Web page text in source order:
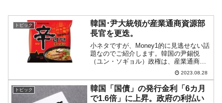
トピック
韓国･尹大統領が産業通商資源部
長官を更迭。
小ネタですが、Money1的に見逃せない話
題なのでご紹介します。韓国の尹錫悦
（ユン・ソギョル）政権は、産業通商資
源部の長官をすげ替えることを決定しま
した。過去の記事でMoney1でも「尹政権
になってから産業通商資源部のアピール
が少なくなった...
2023.08.28
トピック
韓国「国債」の発行金利「6カ月
で1.6倍」に上昇。政府の利払い